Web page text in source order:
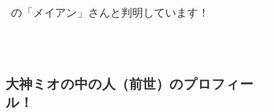
の「メイアン」さんと判明しています！
大神ミオの中の人（前世）のプロフィー
ル！